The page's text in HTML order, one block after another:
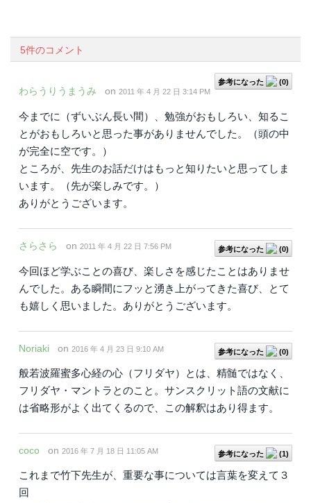
5件のコメント
参考になった (0)
わらうりうまうみ on 2011 年 4 月 22 日 3:14 PM
今までに（ずいぶん長い間）、勉強がおもしろい、知るこ
とがおもしろいと思った事がありませんでした。（頭の中
が完全に空です。）
ところが、先生のお話だけはもっと知りたいと思ってしま
います。（先が楽しみです。）
ありがとうございます。
参考になった (0)
さらさら on 2011 年 4 月 22 日 7:56 PM
今回ほど学ぶことの喜び、楽しさを感じたことはありませ
んでした。ある瞬間にフッと湧き上がってきた喜び、とて
も嬉しく思いました。ありがとうございます。
参考になった (0)
Noriaki on 2016 年 4 月 23 日 9:10 AM
般若波羅蜜多心経の心（フリダヤ）とは、精髄ではなく、
フリダヤ・マントラとのこと。サンスクリット語の文献に
は省略形がよく出てくるので、この解釈はあり得ます。
参考になった (1)
coco on 2016 年 7 月 18 日 11:05 AM
これまで竹下先生が、重要な事については言葉を変えて３
回